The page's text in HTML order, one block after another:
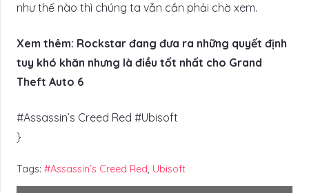
như thế nào thì chúng ta vẫn cần phải chờ xem.
Xem thêm: Rockstar đang đưa ra những quyết định
tuy khó khăn nhưng là điều tốt nhất cho Grand
Theft Auto 6
#Assassin’s Creed Red #Ubisoft
}
Tags: #Assassin’s Creed Red, Ubisoft